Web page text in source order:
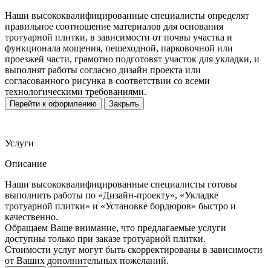
Наши высококвалифицированные специалисты определят
правильное соотношение материалов для основания
тротуарной плитки, в зависимости от почвы участка и
функционала мощения, пешеходной, парковочной или
проезжей части, грамотно подготовят участок для укладки, и
выполнят работы согласно дизайн проекта или
согласованного рисунка в соответствии со всеми
технологическими требованиями.
Перейти к оформлению Закрыть
Услуги
Описание
Наши высококвалифицированные специалисты готовы
выполнить работы по «Дизайн-проекту», «Укладке
тротуарной плитки» и «Установке бордюров» быстро и
качественно.
Обращаем Ваше внимание, что предлагаемые услуги
доступны только при заказе тротуарной плитки.
Стоимости услуг могут быть скорректированы в зависимости
от Ваших дополнительных пожеланий.